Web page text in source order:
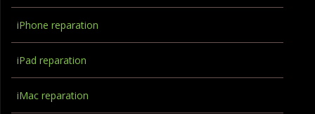
iPhone reparation
iPad reparation
iMac reparation